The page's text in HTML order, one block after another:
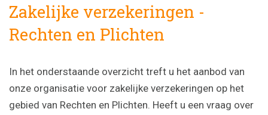
Zakelijke verzekeringen -
Rechten en Plichten
In het onderstaande overzicht treft u het aanbod van
onze organisatie voor zakelijke verzekeringen op het
gebied van Rechten en Plichten. Heeft u een vraag over